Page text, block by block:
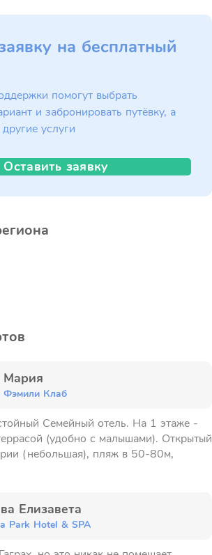
на бесплатный
помогут выбрать
и забронировать путёвку, а
услуги
Оставить заявку
Мария
Фэмили Клаб
Семейный отель. На 1 этаже -
(удобно с малышами). Открытый
(небольшая), пляж в 50-80м,
Елизавета
Park Hotel & SPA